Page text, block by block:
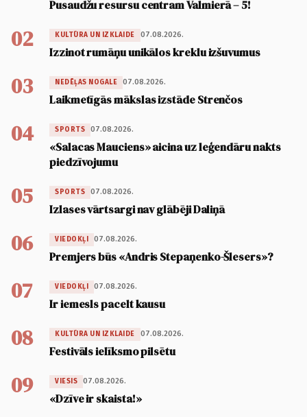
Pusaudžu resursu centram Valmierā – 5!
02 KULTŪRA UN IZKLAIDE 07.08.2026.
Izzinot rumāņu unikālos kreklu izšuvumus
03 NEDĒĻAS NOGALE 07.08.2026.
Laikmetīgās mākslas izstāde Strenčos
04 SPORTS 07.08.2026.
«Salacas Mauciens» aicina uz leģendāru nakts
piedzīvojumu
05 SPORTS 07.08.2026.
Izlases vārtsargi nav glābēji Daliņā
06 VIEDOKĻI 07.08.2026.
Premjers būs «Andris Stepaņenko-Šlesers»?
07 VIEDOKĻI 07.08.2026.
Ir iemesls pacelt kausu
08 KULTŪRA UN IZKLAIDE 07.08.2026.
Festivāls ielīksmo pilsētu
09 VIESIS 07.08.2026.
«Dzīve ir skaista!»